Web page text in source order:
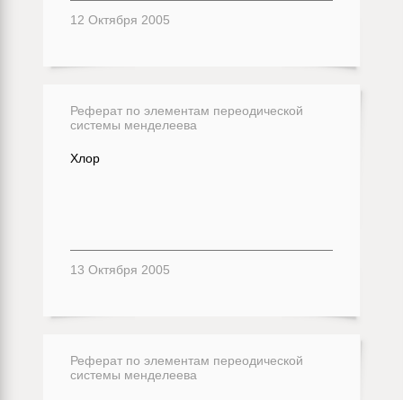
12 Октября 2005
Реферат по элементам переодической
системы менделеева
Хлор
13 Октября 2005
Реферат по элементам переодической
системы менделеева